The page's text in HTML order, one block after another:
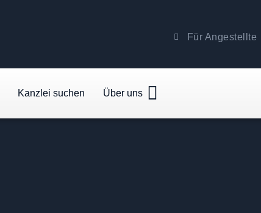
Für Angestellte
Kanzlei suchen Über uns